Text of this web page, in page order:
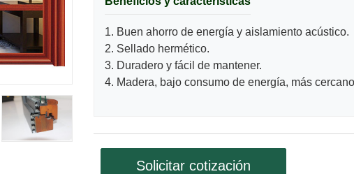
1. Buen ahorro de energía y aislamiento acústico.
2. Sellado hermético.
3. Duradero y fácil de mantener.
4. Madera, bajo consumo de energía, más
Solicitar cotización